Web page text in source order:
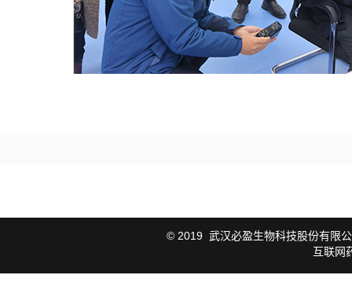
© 2019 武汉必盈生物科技股份有限
互联网